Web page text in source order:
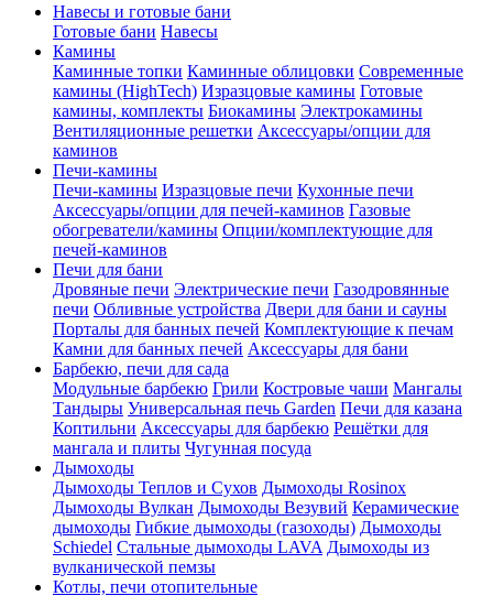
Навесы и готовые бани
Готовые бани Навесы
Камины
Каминные топки Каминные облицовки Современные
камины (HighTech) Изразцовые камины Готовые
камины, комплекты Биокамины Электрокамины
Вентиляционные решетки Аксессуары/опции для
каминов
Печи-камины
Печи-камины Изразцовые печи Кухонные печи
Аксессуары/опции для печей-каминов Газовые
обогреватели/камины Опции/комплектующие для
печей-каминов
Печи для бани
Дровяные печи Электрические печи Газодровянные
печи Обливные устройства Двери для бани и сауны
Порталы для банных печей Комплектующие к печам
Камни для банных печей Аксессуары для бани
Барбекю, печи для сада
Модульные барбекю Грили Костровые чаши Мангалы
Тандыры Универсальная печь Garden Печи для казана
Коптильни Аксессуары для барбекю Решётки для
мангала и плиты Чугунная посуда
Дымоходы
Дымоходы Теплов и Сухов Дымоходы Rosinox
Дымоходы Вулкан Дымоходы Везувий Керамические
дымоходы Гибкие дымоходы (газоходы) Дымоходы
Schiedel Стальные дымоходы LAVA Дымоходы из
вулканической пемзы
Котлы, печи отопительные